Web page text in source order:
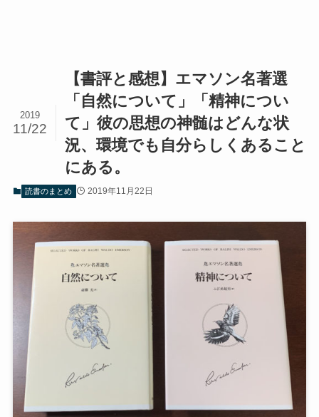
【書評と感想】エマソン名著選
「自然について」「精神につい
て」彼の思想の神髄はどんな状
況、環境でも自分らしくあること
にある。
2019
11/22
読書のまとめ 2019年11月22日